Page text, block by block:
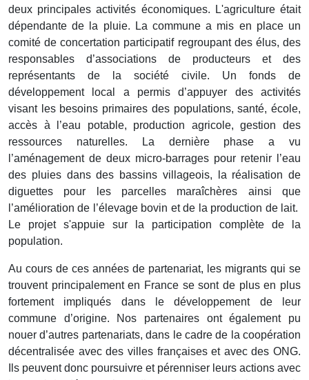
deux principales activités économiques. L'agriculture était
dépendante de la pluie. La commune a mis en place un
comité de concertation participatif regroupant des élus, des
responsables d’associations de producteurs et des
représentants de la société civile. Un fonds de
développement local a permis d’appuyer des activités
visant les besoins primaires des populations, santé, école,
accès à l’eau potable, production agricole, gestion des
ressources naturelles. La dernière phase a vu
l’aménagement de deux micro-barrages pour retenir l’eau
des pluies dans des bassins villageois, la réalisation de
diguettes pour les parcelles maraîchères ainsi que
l’amélioration de l’élevage bovin et de la production de lait.
Le projet s'appuie sur la participation complète de la
population.
Au cours de ces années de partenariat, les migrants qui se
trouvent principalement en France se sont de plus en plus
fortement impliqués dans le développement de leur
commune d’origine. Nos partenaires ont également pu
nouer d’autres partenariats, dans le cadre de la coopération
décentralisée avec des villes françaises et avec des ONG.
Ils peuvent donc poursuivre et pérenniser leurs actions avec